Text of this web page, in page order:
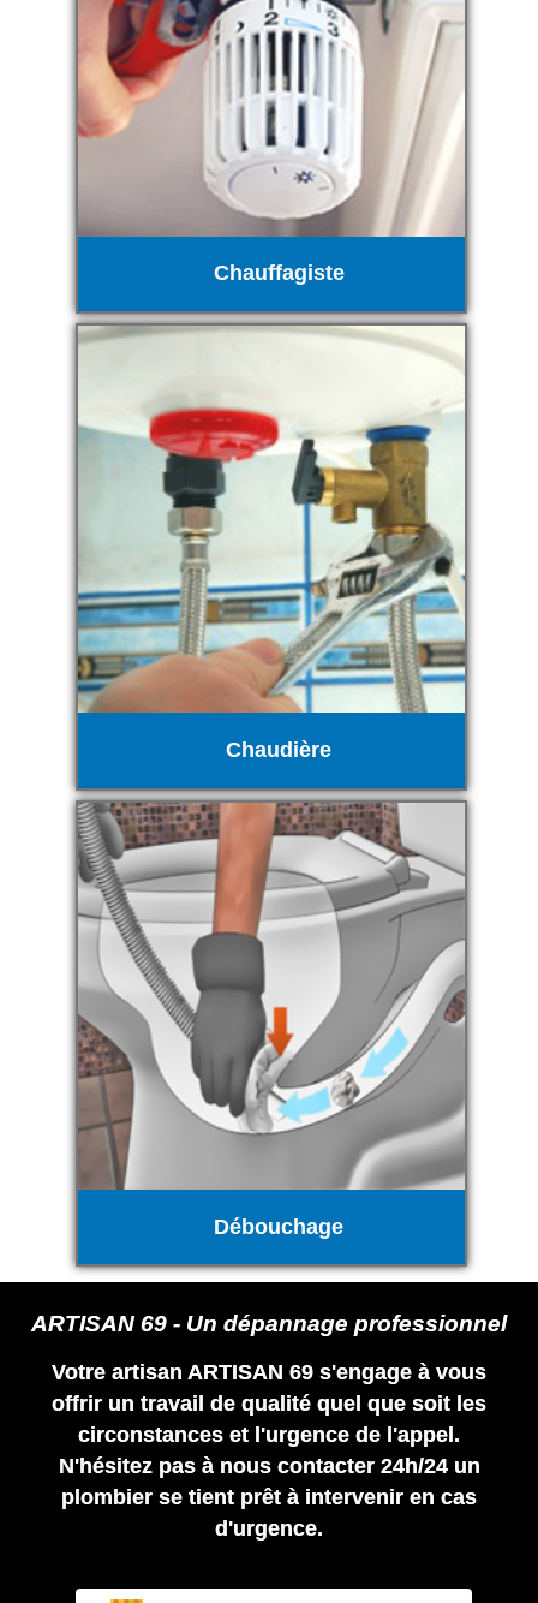
Chauffagiste
Chaudière
Débouchage
ARTISAN 69 - Un dépannage professionnel
Votre artisan ARTISAN 69 s'engage à vous
offrir un travail de qualité quel que soit les
circonstances et l'urgence de l'appel.
N'hésitez pas à nous contacter 24h/24 un
plombier se tient prêt à intervenir en cas
d'urgence.